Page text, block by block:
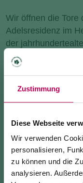
Zustimmung
Diese Webseite
Wir verwenden
personalisieren,
zu können und die
analysieren.
Wir öffnen die Tore
Adelsresidenz im
der
Auswahl an
die von den
Musikund ein DJ-
Aperitif.
Auf der Karte
von Dolomiti